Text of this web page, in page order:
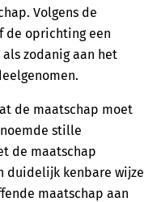
Volgens de
de oprichting een
zodanig aan het
de maatschap moet
stille
de maatschap
duidelijk kenbare wijze
maatschap aan